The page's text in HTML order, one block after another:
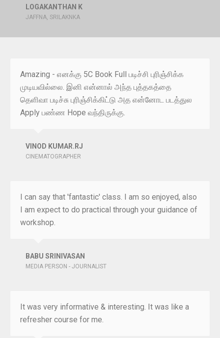
LOGAKANTHAN K
JAFFNA, SRILAKNKA
Amazing - எனக்கு 5C Book Full படிச்சி புரிஞ்சிக்க
முடியவில்லை. இனி என்னால் அந்த புத்தகத்தை
தெளிவா படிச்சு புரிஞ்சிக்கிட்டு அத என்னோட படத்துல
Apply பண்ண Hope வந்திருக்கு.
VINOD KUMAR.RJ
CINEMATOGRAPHER
I can say that 'fantastic' class. I am so enjoyed, also
I am expect to do practical through your guidance of
workshop.
BABU SRINIVASAN
MEDIA PERSON - JOURNALIST
It was very informative & interesting. It was like a
refresher course for me.